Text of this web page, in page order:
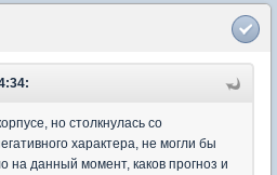
но столкнулась со
характера, не могли бы
на данный момент, каков прогноз и